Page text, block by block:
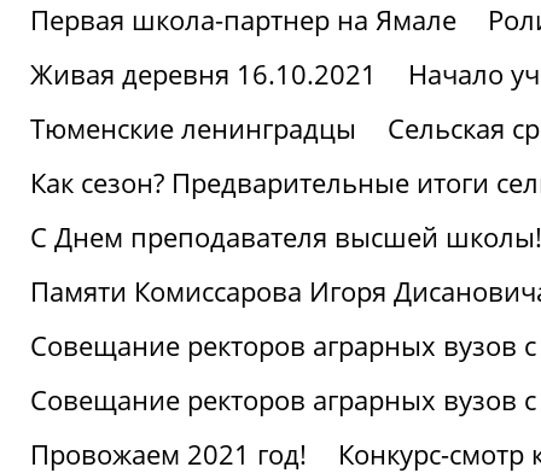
Первая школа-партнер на Ямале
Живая деревня 16.10.2021
Начало
Тюменские ленинградцы
Сельская
Как сезон? Предварительные итоги
С Днем преподавателя высшей школы!
Памяти Комиссарова Игоря
Совещание ректоров аграрных
Совещание ректоров аграрных
Провожаем 2021 год!
Конкурс-